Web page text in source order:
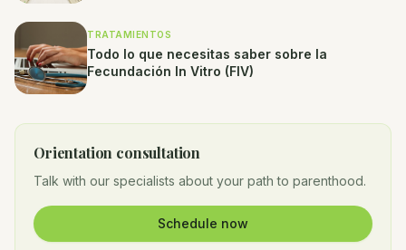
TRATAMIENTOS
Todo lo que necesitas saber sobre la
Fecundación In Vitro (FIV)
Orientation consultation
Talk with our specialists about your path to parenthood.
Schedule now